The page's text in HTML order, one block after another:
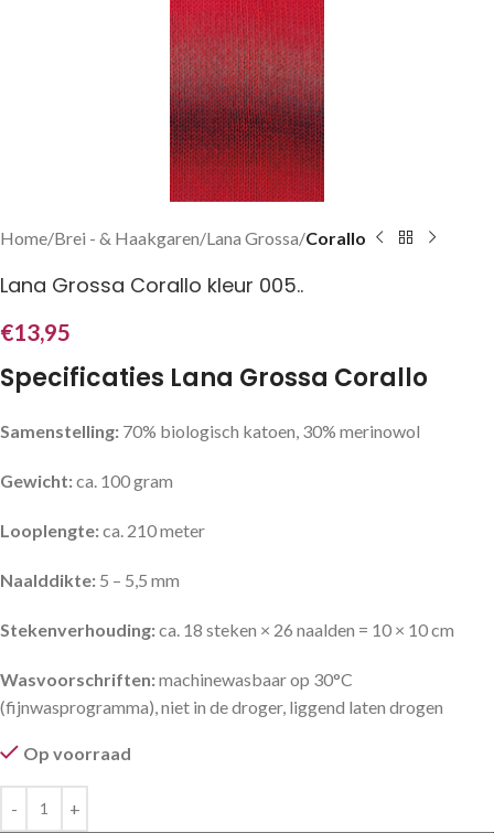
Home Brei - & Haakgaren Lana Grossa Corallo
Lana Grossa Corallo kleur 005..
€13,95
Specificaties Lana Grossa Corallo
Samenstelling: 70% biologisch katoen, 30% merinowol
Gewicht:ca. 100 gram
Looplengte:ca. 210 meter
Naalddikte: 5 – 5,5 mm
Stekenverhouding:ca. 18 steken × 26 naalden = 10 × 10 cm
Wasvoorschriften:machinewasbaar op 30°C
(fijnwasprogramma), niet in de droger, liggend laten drogen
Op voorraad